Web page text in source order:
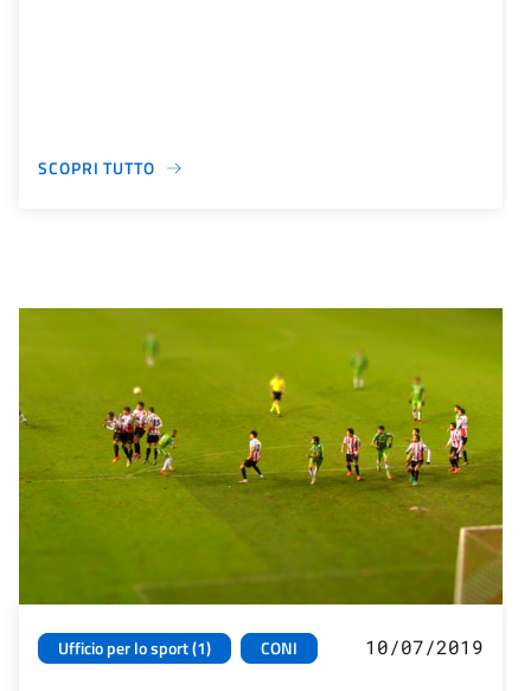
SCOPRI TUTTO
Ufficio per lo sport (1) CONI 10/07/2019